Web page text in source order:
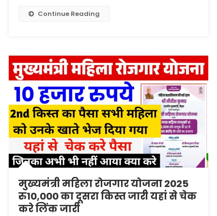
सिर्फ
यहां
से
चेक
करे
लिंक जारी
Continue Reading
मुख्यमंत्री महिला रोजगार योजना 2025
रु10,000 का दूसरा किस्त जारी यहां से चेक
करे लिंक जारी